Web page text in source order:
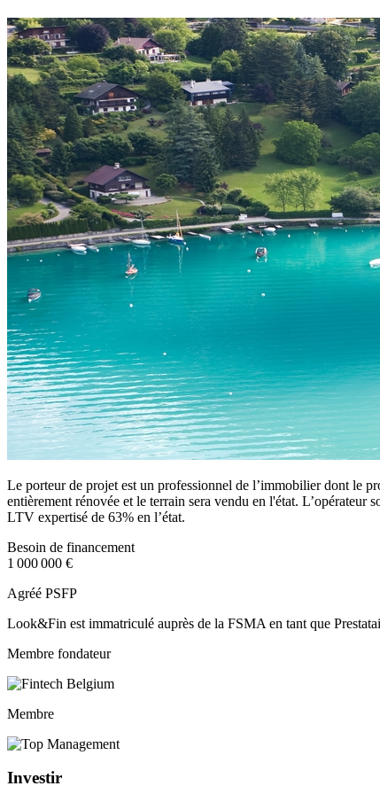
Le porteur de projet est un professionnel de l’immobilier dont le
entièrement rénovée et le terrain sera vendu en l'état.
LTV expertisé de 63% en l’état.
Besoin de financement
1 000 000 €
Agréé PSFP
Look&Fin est immatriculé auprès de la FSMA en tant que
Membre fondateur
Membre
Investir